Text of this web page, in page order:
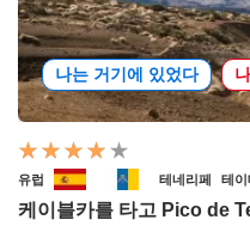
나는 거기에 있었다
유럽 테네리페 테이
케이블카를 타고 Pico de